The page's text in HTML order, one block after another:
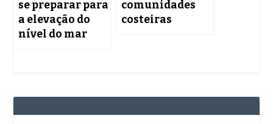
se preparar para
a elevação do
nível do mar
comunidades
costeiras